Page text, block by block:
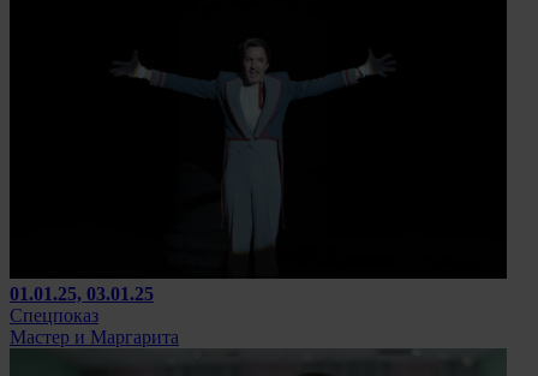
01.01.25, 03.01.25
Спецпоказ
Мастер и Маргарита